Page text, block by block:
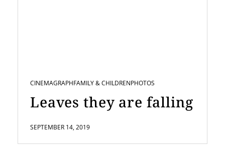
CINEMAGRAPHFAMILY & CHILDRENPHOTOS
Leaves they are falling
SEPTEMBER 14, 2019